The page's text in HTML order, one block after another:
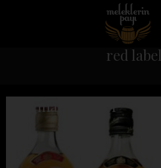
red label
Harman Viskiler